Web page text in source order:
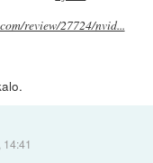
review/27724/nvid...